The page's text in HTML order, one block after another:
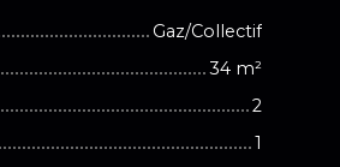
Gaz/Collectif
34 m²
2
1